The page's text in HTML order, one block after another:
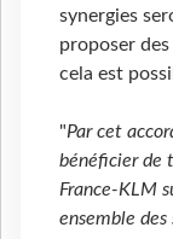
synergies
proposer
cela est
"Par cet
bénéficier de
France-KLM
ensemble des